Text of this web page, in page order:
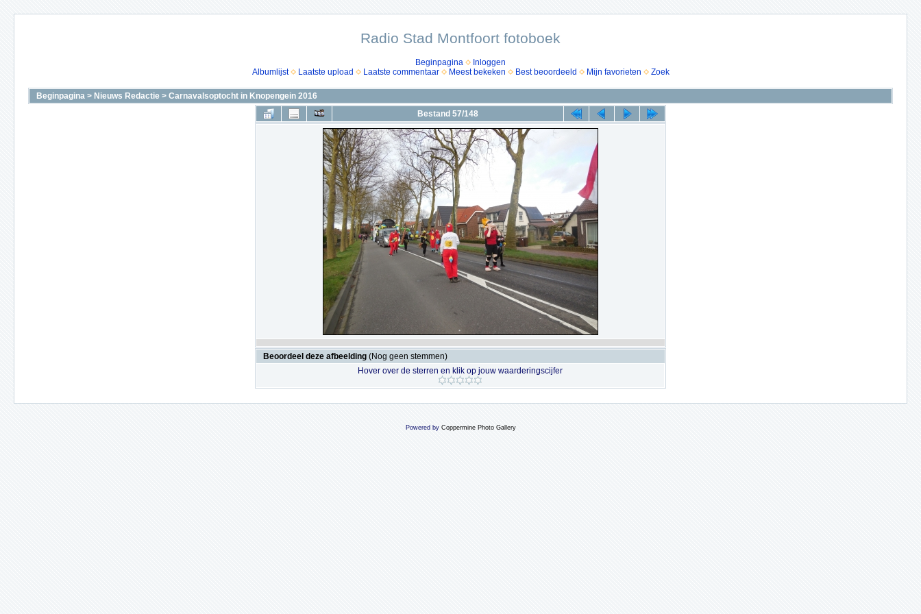
Radio Stad Montfoort fotoboek
Beginpagina
Inloggen
Albumlijst
Laatste upload Laatste commentaar Meest bekeken Best beoordeeld Mijn favorieten Zoek
Beginpagina > Nieuws Redactie > Carnavalsoptocht in Knopengein 2016
Bestand 57/148
Beoordeel deze afbeelding (Nog geen stemmen)
Hover over de sterren en klik op jouw waarderingscijfer
Powered by Coppermine Photo Gallery